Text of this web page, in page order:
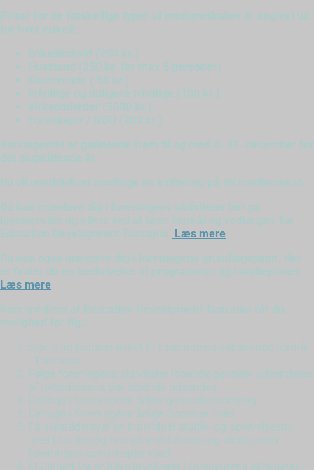
Priser for de forskellige typer af medlemskaber er angivet ud
for hver enkelt:
Enkeltindivid (200 kr.)
Husstand (250 kr. for max 5 personer)
Studerende ( 50 kr.)
Frivillige og tidligere frivillige (100 kr.)
Virksomheder (3000 kr.)
Foreninger / NGO (200 kr.)
Kontingentet er gældende frem til og med d. 31. december for
det pågældende år.
Du vil umiddelbart modtage en kvittering på dit medlemskab
Du kan orientere dig i foreningens aktiviteter her på
hjemmeside og ellers ved at læse formål og vedtægter for
Education Development Tanzania. Læs mere
Du kan også orientere dig i foreningens grundlagspapir. Her
er finder du en beskrivelse af programmer og handleplaner.
Læs mere.
Som medlem af Education Development Tanzania får du
mulighed for flg.:
Støtte og bidrage aktivt til foreningens velgørende formål
i Tanzania
Følge foreningens aktiviteter løbende gennem udsendelse
af nyhedsbreve, der løbende udsendes
Deltage i foreningens årlige generalforsamling
Deltage i foreningens årlige Sommer Træf.
Få skræddersyet en individuel studie- og oplevelsestur
med bl.a. besøg hos på institutioner og skoler, som
foreningen samarbejder med
Mulighed for at blive involveret i foreningens aktiviteter i